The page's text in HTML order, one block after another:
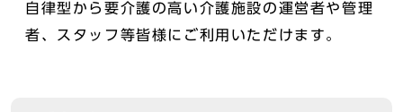
自律型から要介護の高い介護施設の運営者や管理
者、スタッフ等皆様にご利用いただけます。